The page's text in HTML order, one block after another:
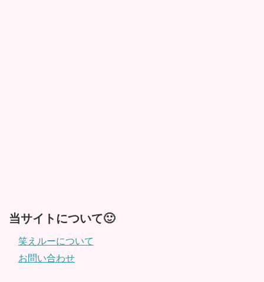
当サイトについて🙂
笑えルーについて
お問い合わせ